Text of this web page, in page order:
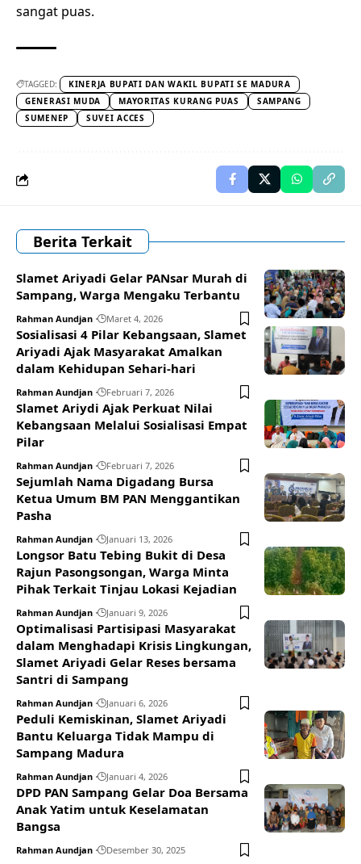
sangat puas.
TAGGED:
KINERJA BUPATI DAN WAKIL BUPATI SE MADURA
GENERASI MUDA
MAYORITAS KURANG PUAS
SAMPANG
SUMENEP
SUVEI ACCES
Berita Terkait
Slamet Ariyadi Gelar PANsar Murah di
Sampang, Warga Mengaku Terbantu
Rahman Aundjan Maret 4, 2026
Sosialisasi 4 Pilar Kebangsaan, Slamet
Ariyadi Ajak Masyarakat Amalkan
dalam Kehidupan Sehari-hari
Rahman Aundjan Februari 7, 2026
Slamet Ariydi Ajak Perkuat Nilai
Kebangsaan Melalui Sosialisasi Empat
Pilar
Rahman Aundjan Februari 7, 2026
Sejumlah Nama Digadang Bursa
Ketua Umum BM PAN Menggantikan
Pasha
Rahman Aundjan Januari 13, 2026
Longsor Batu Tebing Bukit di Desa
Rajun Pasongsongan, Warga Minta
Pihak Terkait Tinjau Lokasi Kejadian
Rahman Aundjan Januari 9, 2026
Optimalisasi Partisipasi Masyarakat
dalam Menghadapi Krisis Lingkungan,
Slamet Ariyadi Gelar Reses bersama
Santri di Sampang
Rahman Aundjan Januari 6, 2026
Peduli Kemiskinan, Slamet Ariyadi
Bantu Keluarga Tidak Mampu di
Sampang Madura
Rahman Aundjan Januari 4, 2026
DPD PAN Sampang Gelar Doa Bersama
Anak Yatim untuk Keselamatan
Bangsa
Rahman Aundjan Desember 30, 2025